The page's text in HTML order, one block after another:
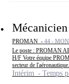
PROMAN - 44 -
Le poste : PROMAN
H/F Votre équipe
secteur de
Intérim - Temps